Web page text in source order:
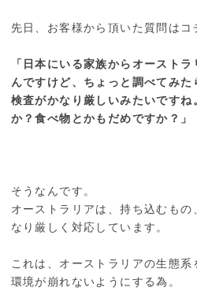
先日、お客様から頂いた質問はコ
「日本にいる家族からオースト
んですけど、ちょっと調べてみ
検査がかなり厳しいみたいですね
か？食べ物とかもだめですか？」
そうなんです。
オーストラリアは、持ち込むも
なり厳しく対応しています。
これは、オーストラリアの生態系
環境が崩れないようにする為。